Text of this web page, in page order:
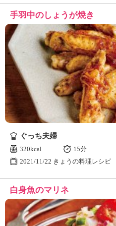
手羽中のしょうが焼き
ぐっち夫婦
320kcal
15分
2021/11/22 きょうの料理レシピ
白身魚のマリネ